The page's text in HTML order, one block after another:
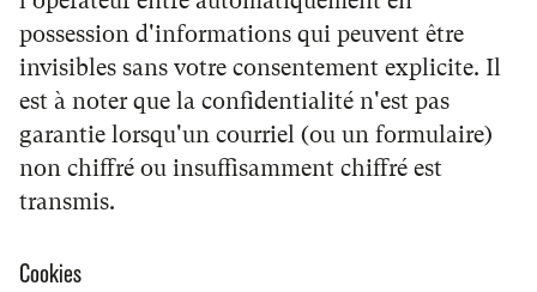
possession d'informations qui peuvent être
invisibles sans votre consentement explicite. Il
est à noter que la confidentialité n'est pas
garantie lorsqu'un courriel (ou un formulaire)
non chiffré ou insuffisamment chiffré est
transmis.
Cookies